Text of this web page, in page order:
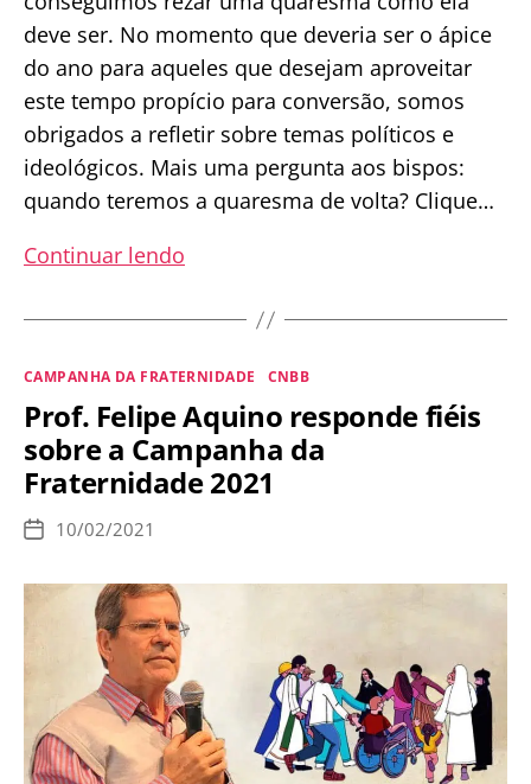
deve ser. No momento que deveria ser o ápice
do ano para aqueles que desejam aproveitar
este tempo propício para conversão, somos
obrigados a refletir sobre temas políticos e
ideológicos. Mais uma pergunta aos bispos:
quando teremos a quaresma de volta? Clique…
Continuar lendo
os
Campanha
da
Fraternidade
2021
Categorias
CAMPANHA DA FRATERNIDADE CNBB
Prof. Felipe Aquino responde fiéis
sobre a Campanha da
Fraternidade 2021
Data
publicação
10/02/2021